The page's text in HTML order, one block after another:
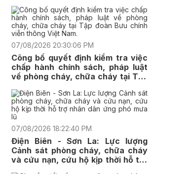
07/08/2026 20:30:06 PM
Công bố quyết định kiểm tra việc
chấp hành chính sách, pháp luật
về phòng cháy, chữa cháy tại Tập
Nam.
07/08/2026 18:22:40 PM
Điện Biên - Sơn La: Lực lượng
Cảnh sát phòng cháy, chữa cháy
và cứu nạn, cứu hộ kịp thời hỗ trợ